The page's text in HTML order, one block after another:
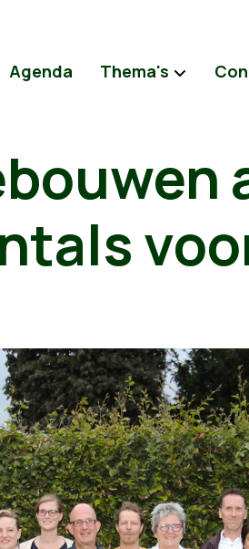
Agenda Thema's